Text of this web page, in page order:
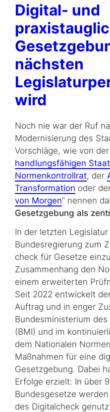
Digital- und
nächsten
wird
Noch nie war der Ruf
Modernisierung des
Vorschläge, wie von der
handlungsfähigen Staat
Normenkontrollrat, der
Transformation oder
von Morgen“ nennen
Gesetzgebung als
In der letzten
Bundesregierung zum
check für Gesetze
Zusammenhang den
einem erweiterten
Seit 2022 entwickelt
Auftrag und in enger
Bundesministerium
(BMI) und im
dem Nationalen
Maßnahmen für eine
Gesetzgebung. Dabei
Erfolge erzielt: In über
Bundesgesetze
des Digitalcheck